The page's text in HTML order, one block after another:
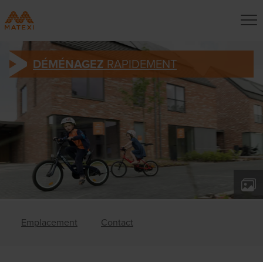
DÉMÉNAGEZRAPIDEMENT
Emplacement Contact